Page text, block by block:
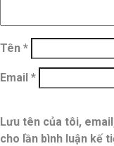
Tên *
Email *
Lưu tên của tôi,
cho lần bình luận kế